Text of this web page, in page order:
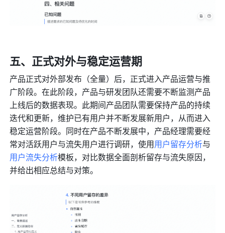
五、正式对外与稳定运营期
产品正式对外部发布（全量）后，正式进入产品运营与推
广阶段。在此阶段，产品与研发团队还需要不断监测产品
上线后的数据表现。此期间产品团队需要保持产品的持续
迭代和更新，维护已有用户并不断发展新用户，从而进入
稳定运营阶段。同时在产品不断发展中，产品经理需要经
常对活跃用户与流失用户进行调研，使用用户留存分析与
用户流失分析模板，对比数据全面剖析留存与流失原因，
并给出相应总结与对策。